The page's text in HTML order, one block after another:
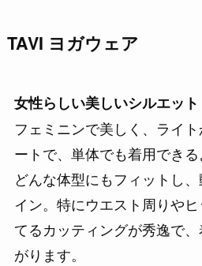
TAVI ヨガウェア
女性らしい美しいシルエット
フェミニンで美しく、ライ
ートで、単体でも着用できる
どんな体型にもフィットし
イン。特にウエスト周りや
てるカッティングが秀逸で
がります。